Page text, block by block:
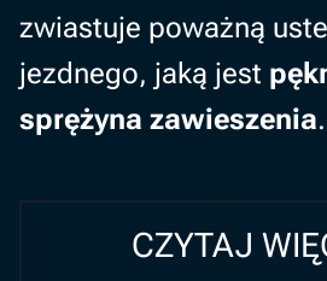
zwiastuje poważną
jezdnego, jaką jest
sprężyna zawieszenia.
CZYTAJ